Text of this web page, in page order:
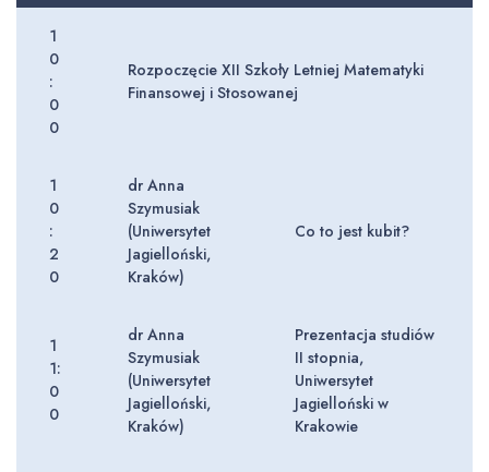
1
0
:
0
0
Rozpoczęcie XII Szkoły Letniej Matematyki
Finansowej i Stosowanej
1
0
:
2
0
dr Anna
Szymusiak
(Uniwersytet
Jagielloński,
Kraków)
Co to jest kubit?
1
1:
0
0
dr Anna
Szymusiak
(Uniwersytet
Jagielloński,
Kraków)
Prezentacja studiów
II stopnia,
Uniwersytet
Jagielloński w
Krakowie